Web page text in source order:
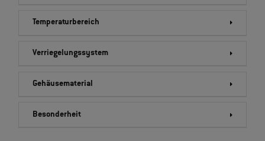
Temperaturbereich
Verriegelungssystem
Gehäusematerial
Besonderheit